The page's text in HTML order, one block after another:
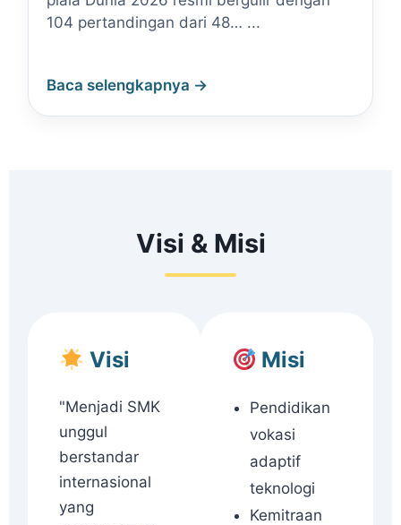
104 pertandingan dari 48… ...
Baca selengkapnya →
Visi & Misi
Visi
"Menjadi SMK
unggul
berstandar
internasional
yang
Misi
Pendidikan
vokasi
adaptif
teknologi
Kemitraan